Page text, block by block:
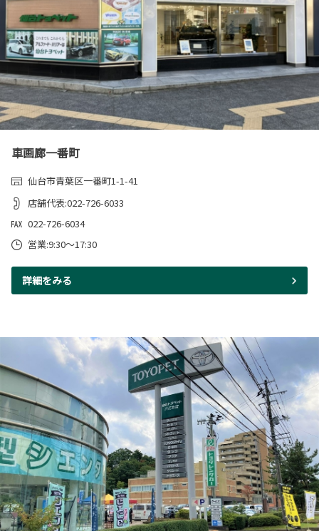
車画廊一番町
仙台市青葉区一番町1-1-41
店舗代表:022-726-6033
022-726-6034
営業:9:30～17:30
詳細をみる